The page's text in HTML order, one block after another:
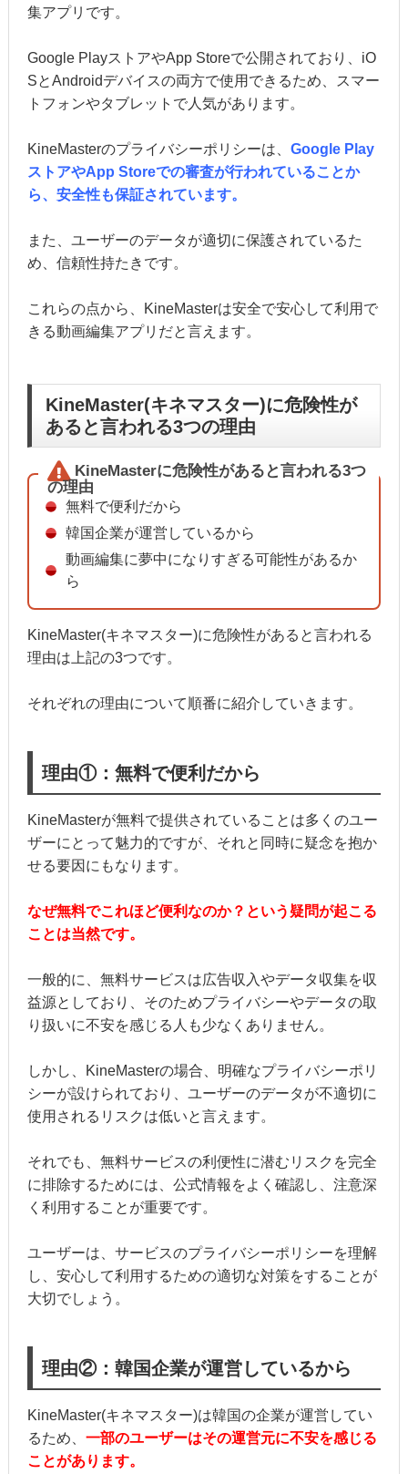
集アプリです。
Google PlayストアやApp Storeで公開されており、iO
SとAndroidデバイスの両方で使用できるため、スマー
トフォンやタブレットで人気があります。
KineMasterのプライバシーポリシーは、 Google Play
ストアやApp Storeでの審査が行われていることか
ら、安全性も保証されています。
また、ユーザーのデータが適切に保護されているた
め、信頼性持たきです。
これらの点から、KineMasterは安全で安心して利用で
きる動画編集アプリだと言えます。
KineMaster(キネマスター)に危険性が
あると言われる3つの理由
KineMasterに危険性があると言われる3つ
の理由
無料で便利だから
韓国企業が運営しているから
動画編集に夢中になりすぎる可能性があるか
ら
KineMaster(キネマスター)に危険性があると言われる
理由は上記の3つです。
それぞれの理由について順番に紹介していきます。
理由①：無料で便利だから
KineMasterが無料で提供されていることは多くのユー
ザーにとって魅力的ですが、それと同時に疑念を抱か
せる要因にもなります。
なぜ無料でこれほど便利なのか？という疑問が起こる
ことは当然です。
一般的に、無料サービスは広告収入やデータ収集を収
益源としており、そのためプライバシーやデータの取
り扱いに不安を感じる人も少なくありません。
しかし、KineMasterの場合、明確なプライバシーポリ
シーが設けられており、ユーザーのデータが不適切に
使用されるリスクは低いと言えます。
それでも、無料サービスの利便性に潜むリスクを完全
に排除するためには、公式情報をよく確認し、注意深
く利用することが重要です。
ユーザーは、サービスのプライバシーポリシーを理解
し、安心して利用するための適切な対策をすることが
大切でしょう。
理由②：韓国企業が運営しているから
KineMaster(キネマスター)は韓国の企業が運営してい
るため、 一部のユーザーはその運営元に不安を感じる
ことがあります。